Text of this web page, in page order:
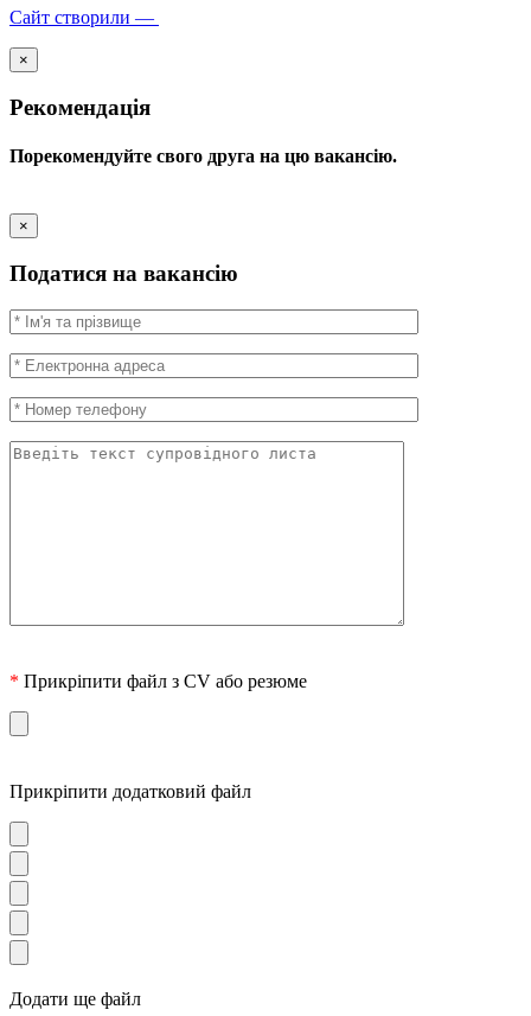
Сайт створили —
×
Рекомендація
Порекомендуйте свого друга на цю вакансію.
×
Податися на вакансію
* Прикріпити файл з CV або резюме
Прикріпити додатковий файл
Додати ще файл